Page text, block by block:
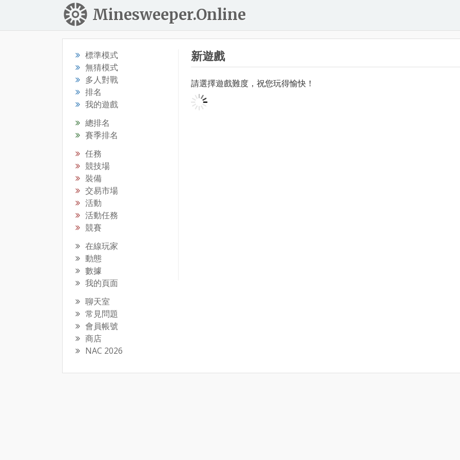
Minesweeper.Online
標準模式
無猜模式
多人對戰
排名
我的遊戲
總排名
賽季排名
任務
競技場
裝備
交易市場
活動
活動任務
競賽
在線玩家
動態
數據
我的頁面
聊天室
常見問題
會員帳號
商店
NAC 2026
新遊戲
請選擇遊戲難度，祝您玩得愉快！